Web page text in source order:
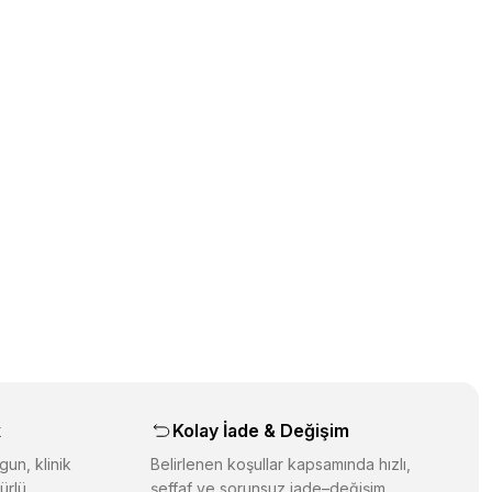
klinik
Kolay İade & Değişim
Belirlenen koşullar kapsamında hızlı,
şeffaf ve sorunsuz iade–değişim